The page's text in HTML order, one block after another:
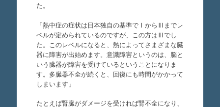
た。
「熱中症の症状は日本独自の基準でⅠからⅢまでレ
ベルが定められているのですが、この方はⅢでし
た。このレベルになると、熱によってさまざまな臓
器に障害が出始めます。意識障害というのは、脳と
いう臓器が障害を受けているということになりま
す。多臓器不全が続くと、回復にも時間がかかって
しまいます」
たとえば腎臓がダメージを受ければ腎不全になり、